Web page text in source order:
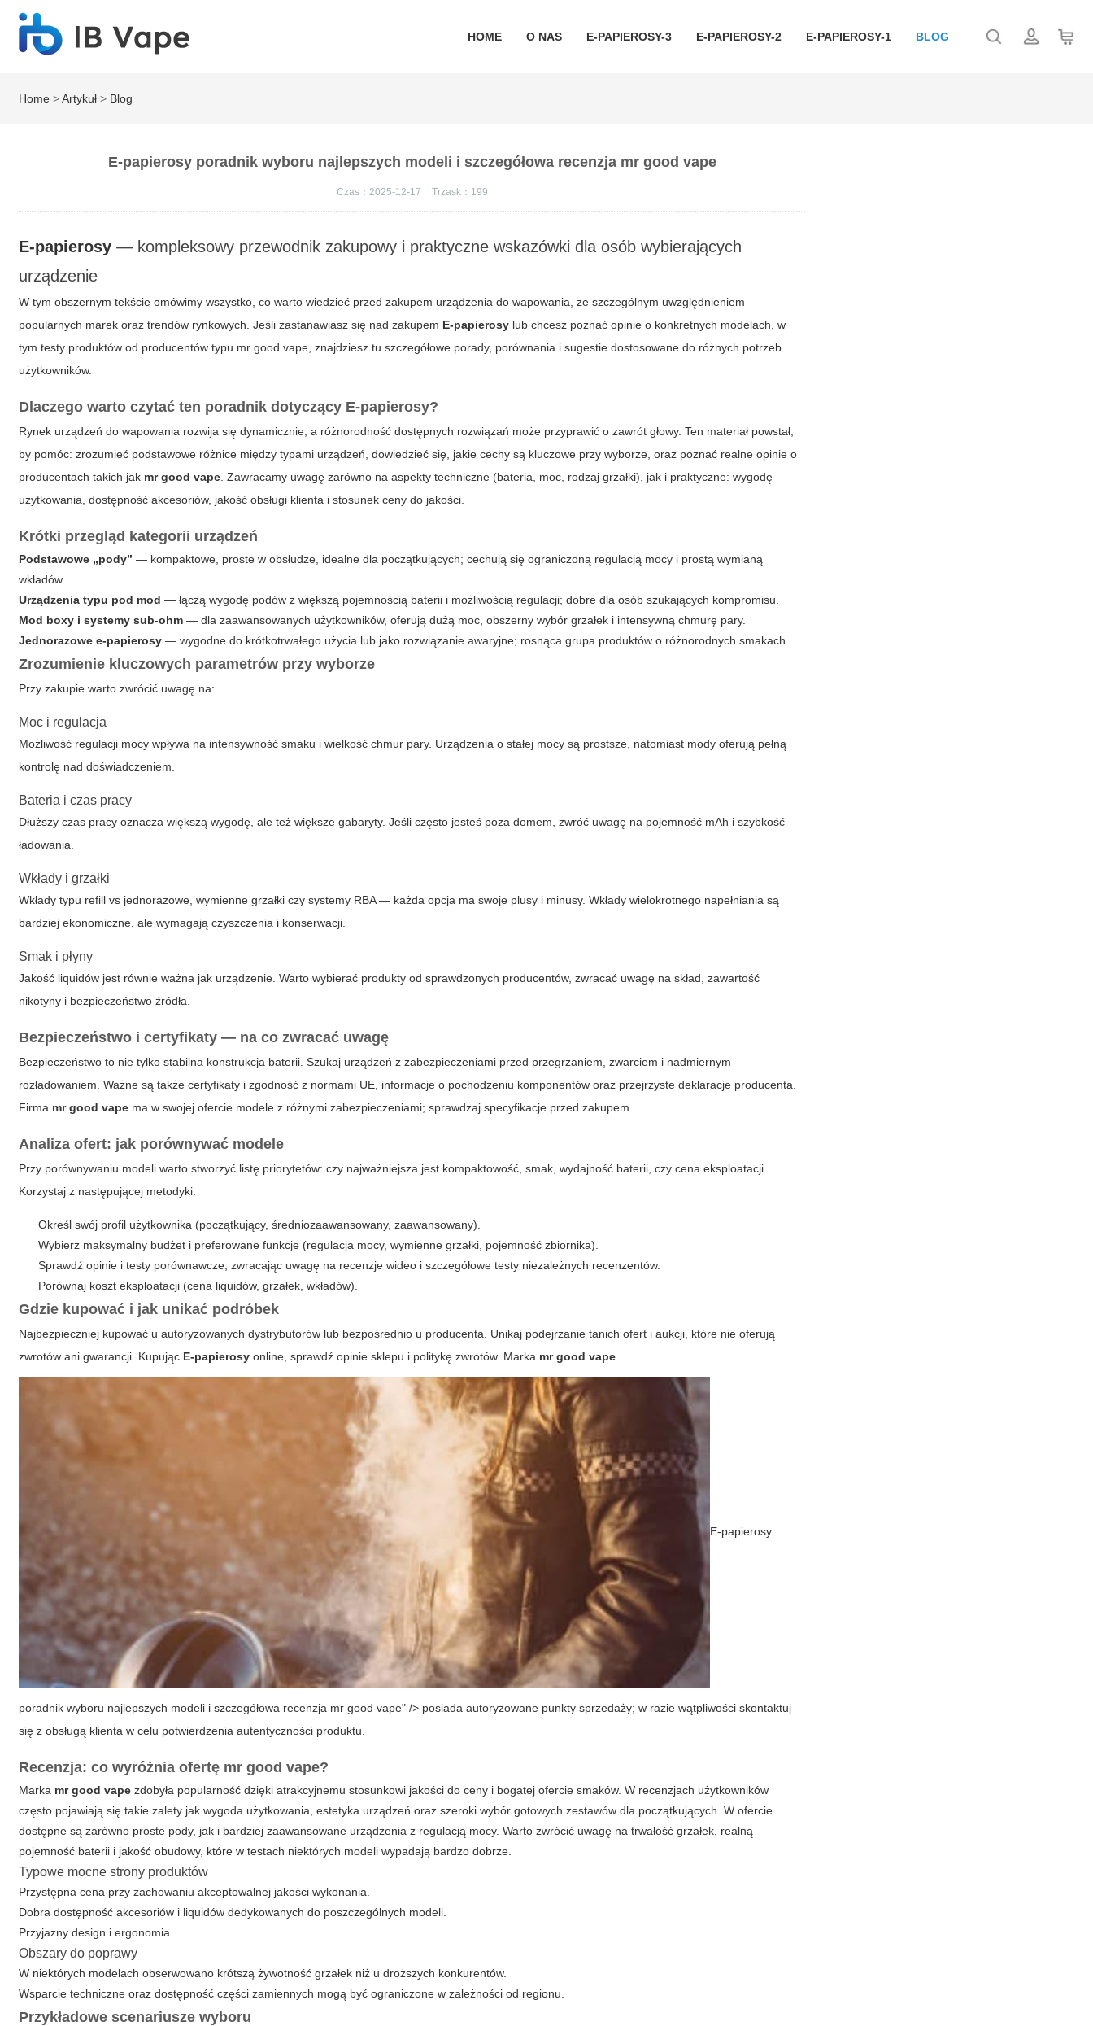
HOME O NAS E-PAPIEROSY-3 E-PAPIEROSY-2 E-PAPIEROSY-1 BLOG
Home >Artykuł > Blog
E-papierosy poradnik wyboru najlepszych modeli i szczegółowa recenzja mr good vape
Czas：2025-12-17 Trzask： 199
E-papierosy — kompleksowy przewodnik zakupowy i praktyczne wskazówki dla osób wybierających
urządzenie
W tym obszernym tekście omówimy wszystko, co warto wiedzieć przed zakupem urządzenia do wapowania, ze szczególnym uwzględnieniem
popularnych marek oraz trendów rynkowych. Jeśli zastanawiasz się nad zakupem E-papierosy lub chcesz poznać opinie o konkretnych modelach, w
tym testy produktów od producentów typu mr good vape , znajdziesz tu szczegółowe porady, porównania i sugestie dostosowane do różnych potrzeb
użytkowników.
Dlaczego warto czytać ten poradnik dotyczący E-papierosy?
Rynek urządzeń do wapowania rozwija się dynamicznie, a różnorodność dostępnych rozwiązań może przyprawić o zawrót głowy. Ten materiał powstał,
by pomóc: zrozumieć podstawowe różnice między typami urządzeń, dowiedzieć się, jakie cechy są kluczowe przy wyborze, oraz poznać realne opinie o
producentach takich jak mr good vape . Zawracamy uwagę zarówno na aspekty techniczne (bateria, moc, rodzaj grzałki), jak i praktyczne: wygodę
użytkowania, dostępność akcesoriów, jakość obsługi klienta i stosunek ceny do jakości.
Krótki przegląd kategorii urządzeń
Podstawowe „pody” — kompaktowe, proste w obsłudze, idealne dla początkujących; cechują się ograniczoną regulacją mocy i prostą wymianą
wkładów.
Urządzenia typu pod mod — łączą wygodę podów z większą pojemnością baterii i możliwością regulacji; dobre dla osób szukających kompromisu.
Mod boxy i systemy sub-ohm — dla zaawansowanych użytkowników, oferują dużą moc, obszerny wybór grzałek i intensywną chmurę pary.
Jednorazowe e-papierosy — wygodne do krótkotrwałego użycia lub jako rozwiązanie awaryjne; rosnąca grupa produktów o różnorodnych smakach.
Zrozumienie kluczowych parametrów przy wyborze
Przy zakupie warto zwrócić uwagę na:
Moc i regulacja
Możliwość regulacji mocy wpływa na intensywność smaku i wielkość chmur pary. Urządzenia o stałej mocy są prostsze, natomiast mody oferują pełną
kontrolę nad doświadczeniem.
Bateria i czas pracy
Dłuższy czas pracy oznacza większą wygodę, ale też większe gabaryty. Jeśli często jesteś poza domem, zwróć uwagę na pojemność mAh i szybkość
ładowania.
Wkłady i grzałki
Wkłady typu refill vs jednorazowe, wymienne grzałki czy systemy RBA — każda opcja ma swoje plusy i minusy. Wkłady wielokrotnego napełniania są
bardziej ekonomiczne, ale wymagają czyszczenia i konserwacji.
Smak i płyny
Jakość liquidów jest równie ważna jak urządzenie. Warto wybierać produkty od sprawdzonych producentów, zwracać uwagę na skład, zawartość
nikotyny i bezpieczeństwo źródła.
Bezpieczeństwo i certyfikaty — na co zwracać uwagę
Bezpieczeństwo to nie tylko stabilna konstrukcja baterii. Szukaj urządzeń z zabezpieczeniami przed przegrzaniem, zwarciem i nadmiernym
rozładowaniem. Ważne są także certyfikaty i zgodność z normami UE, informacje o pochodzeniu komponentów oraz przejrzyste deklaracje producenta.
Firma mr good vape ma w swojej ofercie modele z różnymi zabezpieczeniami; sprawdzaj specyfikacje przed zakupem.
Analiza ofert: jak porównywać modele
Przy porównywaniu modeli warto stworzyć listę priorytetów: czy najważniejsza jest kompaktowość, smak, wydajność baterii, czy cena eksploatacji.
Korzystaj z następującej metodyki:
Określ swój profil użytkownika (początkujący, średniozaawansowany, zaawansowany).
Wybierz maksymalny budżet i preferowane funkcje (regulacja mocy, wymienne grzałki, pojemność zbiornika).
Sprawdź opinie i testy porównawcze, zwracając uwagę na recenzje wideo i szczegółowe testy niezależnych recenzentów.
Porównaj koszt eksploatacji (cena liquidów, grzałek, wkładów).
Gdzie kupować i jak unikać podróbek
Najbezpieczniej kupować u autoryzowanych dystrybutorów lub bezpośrednio u producenta. Unikaj podejrzanie tanich ofert i aukcji, które nie oferują
zwrotów ani gwarancji. Kupując E-papierosy online, sprawdź opinie sklepu i politykę zwrotów. Marka mr good vape
E-papierosy
poradnik wyboru najlepszych modeli i szczegółowa recenzja mr good vape" /> posiada autoryzowane punkty sprzedaży; w razie wątpliwości skontaktuj
się z obsługą klienta w celu potwierdzenia autentyczności produktu.
Recenzja: co wyróżnia ofertę mr good vape?
Marka mr good vape zdobyła popularność dzięki atrakcyjnemu stosunkowi jakości do ceny i bogatej ofercie smaków. W recenzjach użytkowników
często pojawiają się takie zalety jak wygoda użytkowania, estetyka urządzeń oraz szeroki wybór gotowych zestawów dla początkujących. W ofercie
dostępne są zarówno proste pody, jak i bardziej zaawansowane urządzenia z regulacją mocy. Warto zwrócić uwagę na trwałość grzałek, realną
pojemność baterii i jakość obudowy, które w testach niektórych modeli wypadają bardzo dobrze.
Typowe mocne strony produktów
Przystępna cena przy zachowaniu akceptowalnej jakości wykonania.
Dobra dostępność akcesoriów i liquidów dedykowanych do poszczególnych modeli.
Przyjazny design i ergonomia.
Obszary do poprawy
W niektórych modelach obserwowano krótszą żywotność grzałek niż u droższych konkurentów.
Wsparcie techniczne oraz dostępność części zamiennych mogą być ograniczone w zależności od regionu.
Przykładowe scenariusze wyboru